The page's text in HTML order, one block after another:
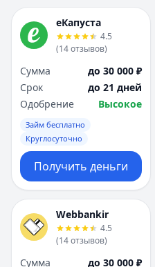
еКапуста
4.5
(14отзывов)
Сумма
до 30 000 ₽
Срок
до 21 дней
Одобрение
Высокое
Займ бесплатно
Круглосуточно
Получить деньги
Webbankir
4.5
(14отзывов)
Сумма
до 30 000 ₽